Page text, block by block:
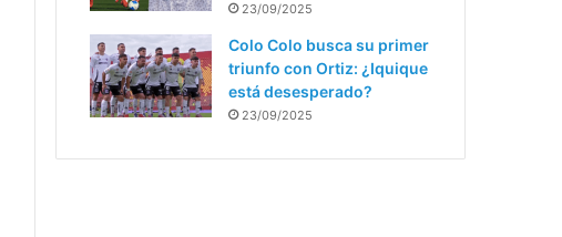
23/09/2025
Colo Colo busca su primer
triunfo con Ortiz: ¿Iquique
está desesperado?
23/09/2025